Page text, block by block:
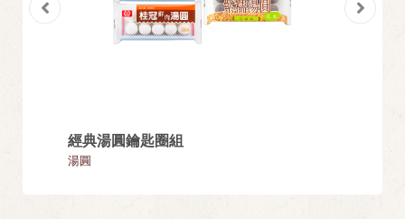
經典湯圓鑰匙圈組
湯圓